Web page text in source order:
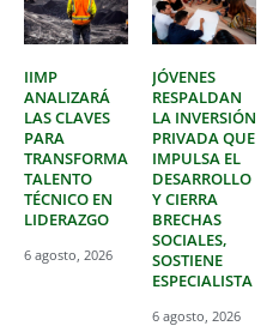
IIMP
ANALIZARÁ
LAS CLAVES
PARA
TRANSFORMAR
TALENTO
TÉCNICO EN
LIDERAZGO
6 agosto, 2026
JÓVENES
RESPALDAN
LA INVERSIÓN
PRIVADA QUE
IMPULSA EL
DESARROLLO
Y CIERRA
BRECHAS
SOCIALES,
SOSTIENE
ESPECIALISTA
6 agosto, 2026